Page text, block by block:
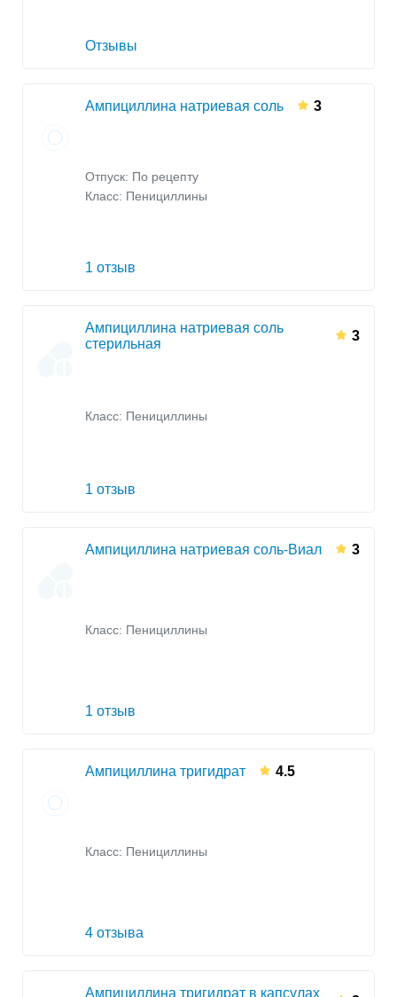
Отзывы
Ампициллина натриевая соль 3
Отпуск: По рецепту
Класс: Пенициллины
1 отзыв
Ампициллина натриевая соль
стерильная
3
Класс: Пенициллины
1 отзыв
Ампициллина натриевая соль-Виал 3
Класс: Пенициллины
1 отзыв
Ампициллина тригидрат 4.5
Класс: Пенициллины
4 отзыва
Ампициллина тригидрат в капсулах